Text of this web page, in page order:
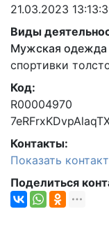
21.03.2023
Виды
Мужская одежда
спортивки
Код:
R00004970
Контакты:
Показать
Поделиться